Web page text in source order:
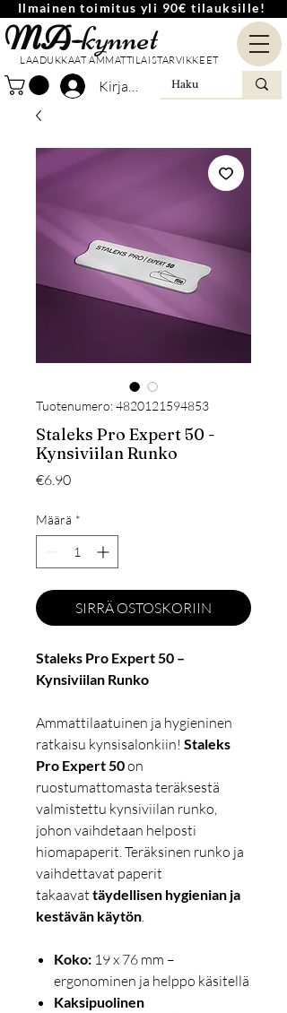
Ilmainen toimitus yli 90€ tilauksille!
MA-kynnet
LAADUKKAAT AMMATTILAISTARVIKKEET
Kirjaudu
Tuotenumero: 4820121594853
Staleks Pro Expert 50 -
Kynsiviilan Runko
€6.90Hinta
Määrä *
SIRRÄ OSTOSKORIIN
Staleks Pro Expert 50 –
Kynsiviilan Runko
Ammattilaatuinen ja hygieninen
ratkaisu kynsisalonkiin! Staleks
Pro Expert 50on
ruostumattomasta teräksestä
valmistettu kynsiviilan runko,
johon vaihdetaan helposti
hiomapaperit. Teräksinen runko ja
vaihdettavat paperit
takaavat täydellisen hygienian ja
kestävän käytön.
Koko: 19 x 76 mm –
ergonominen ja helppo käsitellä
Kaksipuolinen